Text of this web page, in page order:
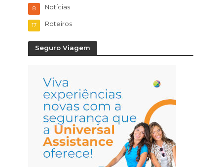
Notícias
8
Roteiros
17
Seguro Viagem